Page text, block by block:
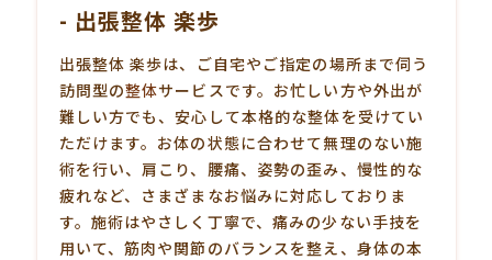
- 出張整体 楽歩
出張整体 楽歩は、ご自宅やご指定の場所まで伺う
訪問型の整体サービスです。お忙しい方や外出が
難しい方でも、安心して本格的な整体を受けてい
ただけます。お体の状態に合わせて無理のない施
術を行い、肩こり、腰痛、姿勢の歪み、慢性的な
疲れなど、さまざまなお悩みに対応しておりま
す。施術はやさしく丁寧で、痛みの少ない手技を
用いて、筋肉や関節のバランスを整え、身体の本